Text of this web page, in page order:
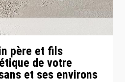
père et fils
de votre
et ses environs